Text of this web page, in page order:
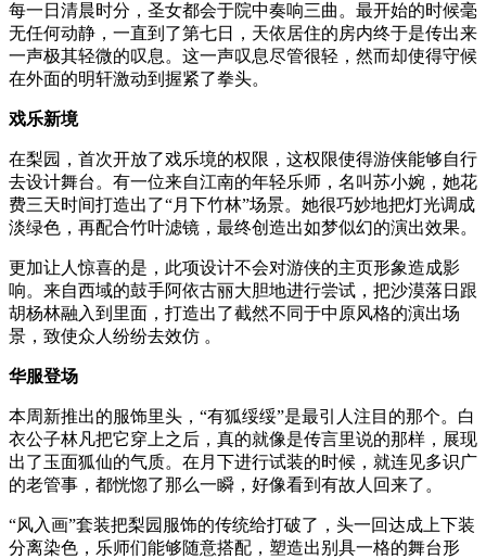
每一日清晨时分，圣女都会于院中奏响三曲。最开始的时候毫
无任何动静，一直到了第七日，天依居住的房内终于是传出来
一声极其轻微的叹息。这一声叹息尽管很轻，然而却使得守候
在外面的明轩激动到握紧了拳头。
戏乐新境
在梨园，首次开放了戏乐境的权限，这权限使得游侠能够自行
去设计舞台。有一位来自江南的年轻乐师，名叫苏小婉，她花
费三天时间打造出了“月下竹林”场景。她很巧妙地把灯光调成
淡绿色，再配合竹叶滤镜，最终创造出如梦似幻的演出效果。
更加让人惊喜的是，此项设计不会对游侠的主页形象造成影
响。来自西域的鼓手阿依古丽大胆地进行尝试，把沙漠落日跟
胡杨林融入到里面，打造出了截然不同于中原风格的演出场
景，致使众人纷纷去效仿 。
华服登场
本周新推出的服饰里头，“有狐绥绥”是最引人注目的那个。白
衣公子林凡把它穿上之后，真的就像是传言里说的那样，展现
出了玉面狐仙的气质。在月下进行试装的时候，就连见多识广
的老管事，都恍惚了那么一瞬，好像看到有故人回来了。
“风入画”套装把梨园服饰的传统给打破了，头一回达成上下装
分离染色，乐师们能够随意搭配，塑造出别具一格的舞台形